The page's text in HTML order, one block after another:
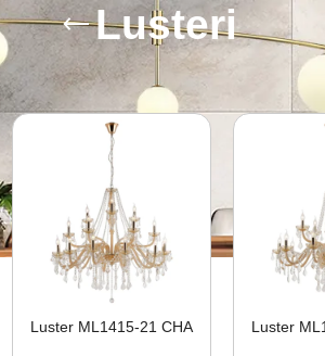
Lusteri
Lusteri
Luster ML1415-⁠21 CHA Luster